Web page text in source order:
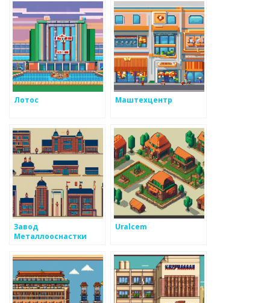
Лотос Маштехцентр
Завод
Металлооснастки
Uralcem